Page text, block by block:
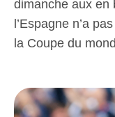
dimanche aux en
l’Espagne n’a
la Coupe du